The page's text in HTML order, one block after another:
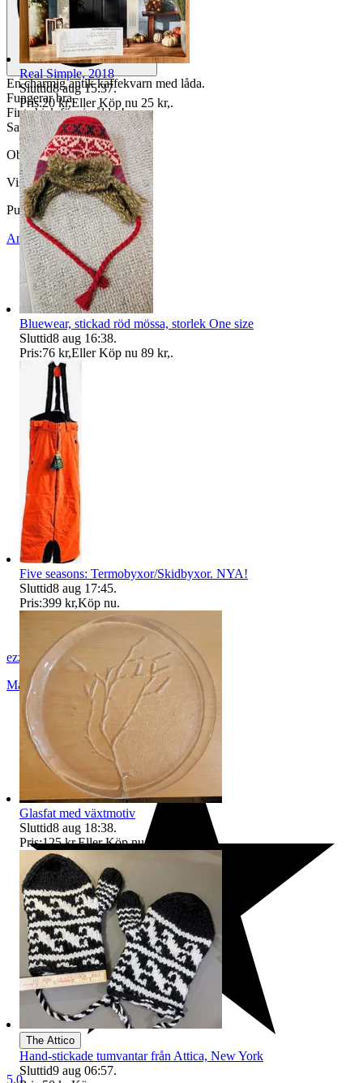
En charmig antik kaffekvarn med låda.
Fungerar bra.
Fint skick för sin ålder!
Samfrakt erbjudes!
Objektnr 737 731 524
Visningar 197
Publicerad 24 jun 17:31
Anmäl Sälj liknande
ezzz_ezzz
Malmö
, Sverige
5.0
Real Simple, 2018
Sluttid8 aug 15:37.
Pris:20 kr,Eller Köp nu 25 kr,.
Bluewear, stickad röd mössa, storlek One size
Sluttid8 aug 16:38.
Pris:76 kr,Eller Köp nu 89 kr,.
Five seasons: Termobyxor/Skidbyxor. NYA!
Sluttid8 aug 17:45.
Pris:399 kr,Köp nu.
Glasfat med växtmotiv
Sluttid8 aug 18:38.
Pris:125 kr,Eller Köp nu
The Attico
Hand-stickade tumvantar från Attica, New York
Sluttid9 aug 06:57.